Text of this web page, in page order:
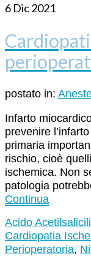
6 Dic 2021
postato in:
Infarto
prevenire
primaria
rischio, cioè
ischemica. Non
patologia
Continua
Acido
Cardiopatia
Perioperatoria,